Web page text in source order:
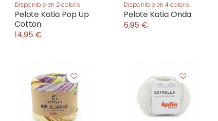
Disponible en 2 coloris
Pelote Katia Pop Up
Cotton
14,95 €
Disponible en 4 coloris
Pelote Katia Onda
6,95 €